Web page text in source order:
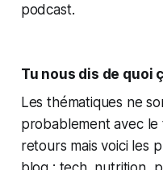
podcast.
Tu nous dis de quoi
Les thématiques ne
probablement avec
retours mais voici les